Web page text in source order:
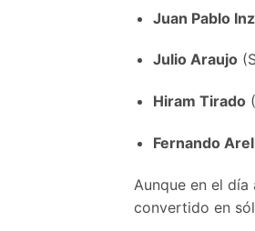
Juan Pablo
Julio Araujo
Hiram Tirado
Fernando
Aunque en el
convertido en